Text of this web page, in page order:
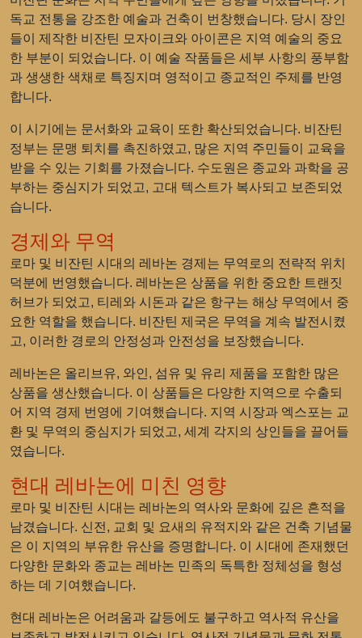
독교 전통을 강조한 예술과 건축이 번창했습니다. 당시 장인
들이 제작한 비잔틴 모자이크와 아이콘은 지역 예술의 중요
한 부분이 되었습니다. 이 예술 작품들은 세부 사항의 풍부함
과 생생한 색채로 특징지며 영적이고 종교적인 주제를 반영
합니다.
이 시기에는 문서화와 교육이 또한 확산되었습니다. 비잔틴
정부는 문맹 퇴치를 촉진하였고, 많은 지역 주민들이 교육을
받을 수 있는 기회를 가졌습니다. 수도원은 종교와 과학을 공
부하는 중심지가 되었고, 고대 텍스트가 복사되고 보존되었
습니다.
경제와 무역
로마 및 비잔틴 시대의 레바논 경제는 무역로의 전략적 위치
덕분에 번영했습니다. 레바논은 상품을 위한 중요한 트랜짓
허브가 되었고, 티레와 시돈과 같은 항구는 해상 무역에서 중
요한 역할을 했습니다. 비잔틴 제국은 무역을 계속 발전시켰
고, 이러한 경로의 안정성과 안전성을 보장했습니다.
레바논은 올리브유, 와인, 섬유 및 유리 제품을 포함한 많은
상품을 생산했습니다. 이 상품들은 다양한 지역으로 수출되
어 지역 경제 번영에 기여했습니다. 지역 시장과 엑스포는 교
환 및 무역의 중심지가 되었고, 세계 각지의 상인들을 끌어들
였습니다.
현대 레바논에 미친 영향
로마 및 비잔틴 시대는 레바논의 역사와 문화에 깊은 흔적을
남겼습니다. 신전, 교회 및 요새의 유적지와 같은 건축 기념물
은 이 지역의 부유한 유산을 증명합니다. 이 시대에 존재했던
다양한 문화와 종교는 레바논 민족의 독특한 정체성을 형성
하는 데 기여했습니다.
현대 레바논은 어려움과 갈등에도 불구하고 역사적 유산을